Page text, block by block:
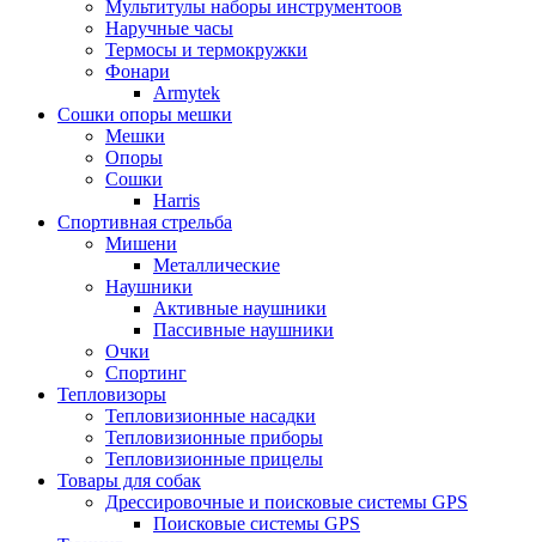
Мультитулы наборы инструментоов
Наручные часы
Термосы и термокружки
Фонари
Armytek
Сошки опоры мешки
Мешки
Опоры
Сошки
Harris
Спортивная стрельба
Мишени
Металлические
Наушники
Активные наушники
Пассивные наушники
Очки
Спортинг
Тепловизоры
Тепловизионные насадки
Тепловизионные приборы
Тепловизионные прицелы
Товары для собак
Дрессировочные и поисковые системы GPS
Поисковые системы GPS